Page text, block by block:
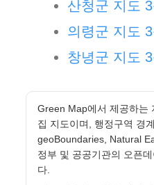
산청군 지도
의령군 지도
창녕군 지도
Green Map에서 제공하는
집 지도이며, 행정구역 경
geoBoundaries, Natural
정부 및 공공기관의 오픈
다.